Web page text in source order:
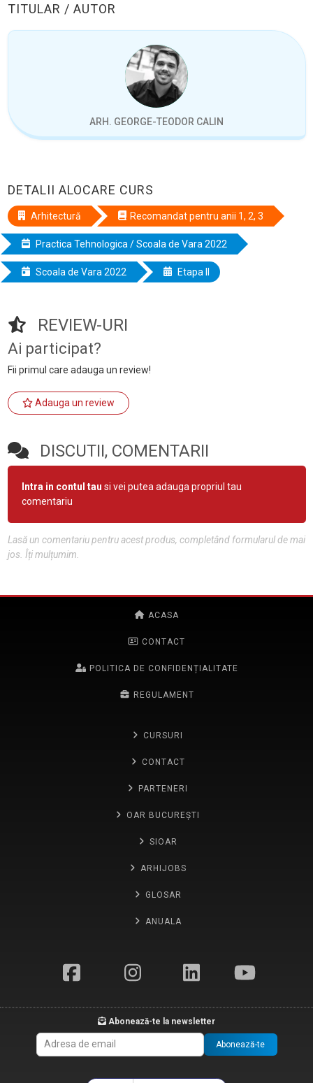
TITULAR / AUTOR
ARH. GEORGE-TEODOR CALIN
DETALII ALOCARE CURS
Arhitectură Recomandat pentru anii 1, 2, 3
Practica Tehnologica / Scoala de Vara 2022
Scoala de Vara 2022 Etapa II
REVIEW-URI
Ai participat?
Fii primul care adauga un review!
Adauga un review
DISCUTII, COMENTARII
Intra in contul tau si vei putea adauga propriul tau
comentariu
Lasă un comentariu pentru acest produs, completând formularul de mai
jos. Îți mulțumim.
ACASA
CONTACT
POLITICA DE CONFIDENȚIALITATE
REGULAMENT
CURSURI
CONTACT
PARTENERI
OAR BUCUREȘTI
SIOAR
ARHIJOBS
GLOSAR
ANUALA
Abonează-te la newsletter
Abonează-te